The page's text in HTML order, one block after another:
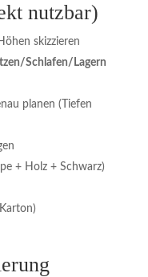
nutzbar)
skizzieren
Schlafen/Lagern
planen (Tiefen
+ Holz + Schwarz)